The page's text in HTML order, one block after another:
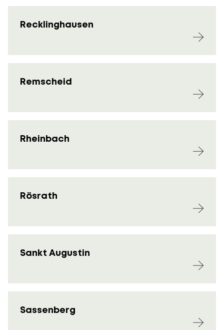
Recklinghausen
Remscheid
Rheinbach
Rösrath
Sankt Augustin
Sassenberg